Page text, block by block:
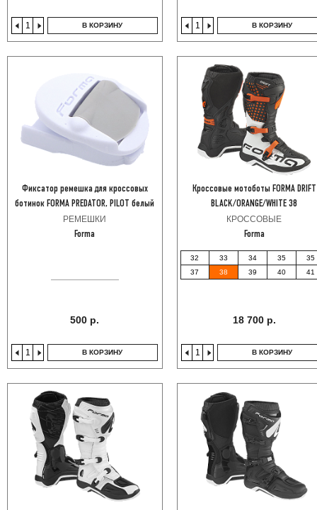
В КОРЗИНУ В КОРЗИНУ
Фиксатор ремешка для кроссовых
ботинок FORMA PREDATOR, PILOT белый
РЕМЕШКИ
Forma
500 р.
В КОРЗИНУ
Кроссовые мотоботы FORMA DRIFT
BLACK/ORANGE/WHITE 38
КРОССОВЫЕ
Forma
32 33 34 35
35
37
38 39 40 41
18 700 р.
В КОРЗИНУ